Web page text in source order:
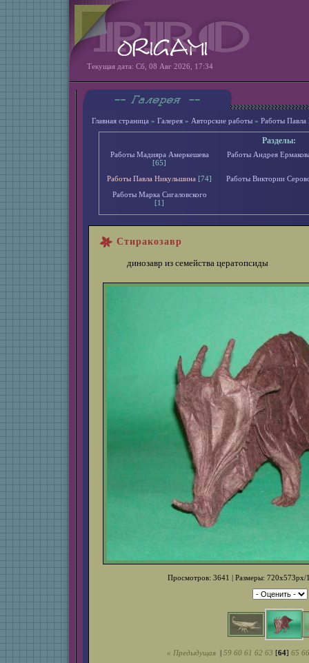
Текущая дата: Сб, 08 Авг 2026, 17:34
Главная страница » Галерея » Авторские работы » Работы
Разделы:
Работы Мадияра Амеркешева
[65]
Работы Андрея
Работы Павла Никульшина [74]
Работы Виктории
Работы Марка Сигаловского
[1]
Стиракозавр
динозавр из семейства цератопсиды
Просмотров: 3641 | Размеры: 720x573px/
« Предыдущая 59 60 61 62 63 [64] 65 66